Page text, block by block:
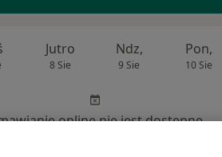
Jutro
8 Sie
Ndz,
9 Sie
Pon,
10 Sie
online nie jest dostępne